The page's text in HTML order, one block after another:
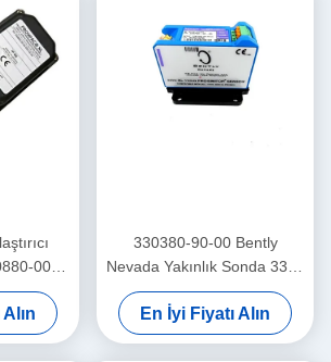
00-0-
330380-90-00 Bently
Nevada Yakınlık Sonda 3300
XL Yüksek Sıcaklık Yakınlık
Sensörü
En İyi Fiyatı Alın